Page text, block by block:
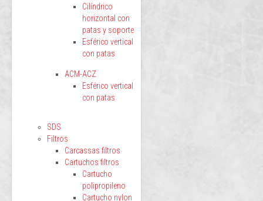
Cilíndrico
horizontal con
patas y soporte
Esférico vertical
con patas
ACM-ACZ
Esférico vertical
con patas
SDS
Filtros
Carcassas filtros
Cartuchos filtros
Cartucho
polipropileno
Cartucho nylon